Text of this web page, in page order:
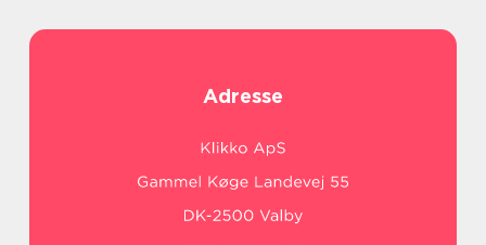
Adresse